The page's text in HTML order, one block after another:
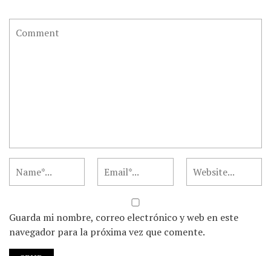
Guarda mi nombre, correo electrónico y web en este
navegador para la próxima vez que comente.